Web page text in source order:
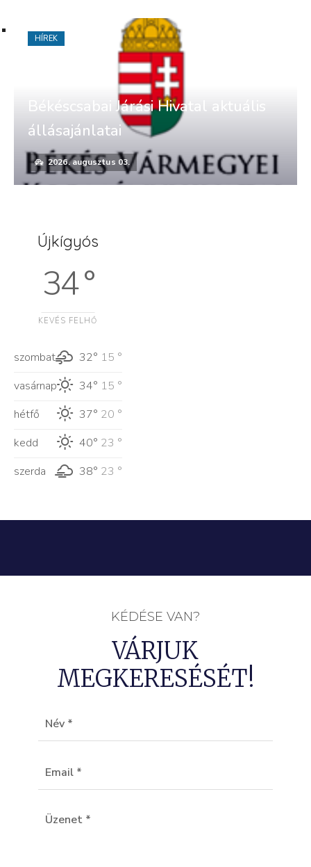
Békéscsabai Járási Hivatal aktuális
állásajánlatai
2026. augusztus 03.
HÍREK
Újkígyós
34 °
KEVÉS FELHŐ
szombat 32° 15 °
vasárnap
34° 15 °
hétfő
37° 20 °
kedd
40° 23 °
szerda
38° 23 °
KÉDÉSE VAN?
VÁRJUK
MEGKERESÉSÉT!